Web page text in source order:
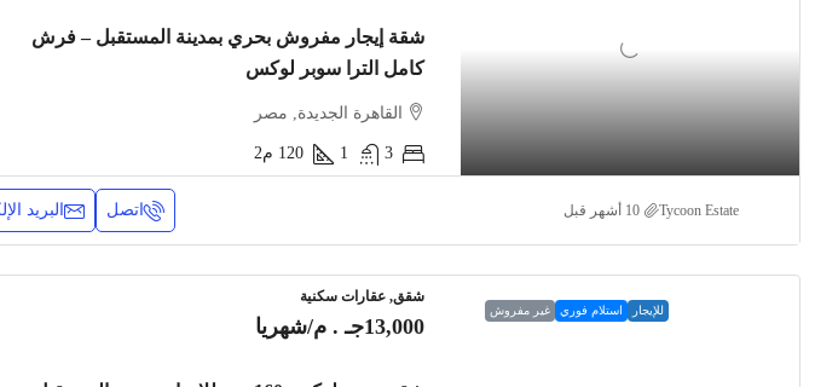
شقة إيجار مفروش بحري بمدينة المستقبل – فرش
كامل الترا سوبر لوكس
القاهرة الجديدة, مصر
3
1
120 م2
Tycoon Estate اتصل البريد
للإيجار استلام فوري غير مفروش
شقق, عقارات سكنية
13,000جـ . م /شهريا